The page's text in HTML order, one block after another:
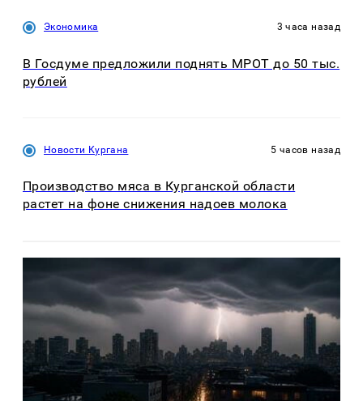
Экономика 3 часа назад
В Госдуме предложили поднять МРОТ до 50 тыс.
рублей
Новости Кургана 5 часов назад
Производство мяса в Курганской области
растет на фоне снижения надоев молока